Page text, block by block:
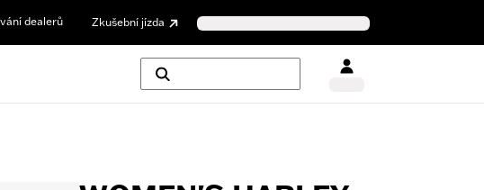
dealerů Zkušební jízda